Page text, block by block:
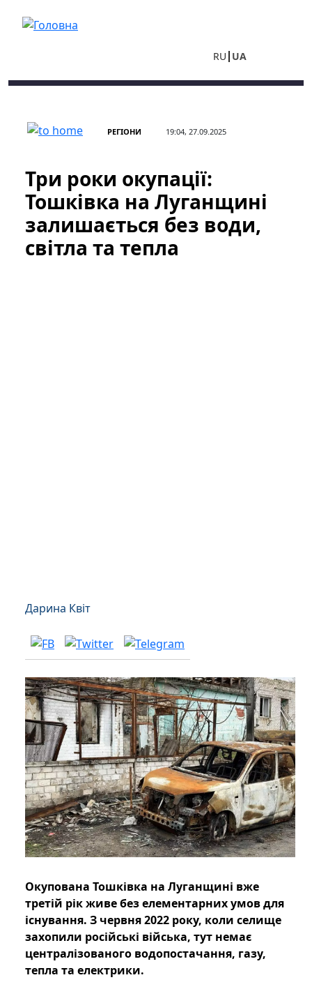
RU UA
РЕГІОНИ 19:04, 27.09.2025
Три роки окупації:
Тошківка на Луганщині
залишається без води,
світла та тепла
Дарина Квіт
Окупована Тошківка на Луганщині вже
третій рік живе без елементарних умов для
існування. З червня 2022 року, коли селище
захопили російські війська, тут немає
централізованого водопостачання, газу,
тепла та електрики.